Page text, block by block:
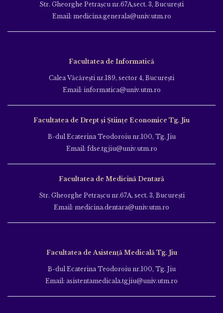
Str. Gheorghe Petraşcu nr.67A,sect. 3, Bucureşti
Email: medicina.generala@univ.utm.ro
Facultatea de Informatică
Calea Văcăreşti nr.189, sector 4, Bucureşti
Email: informatica@univ.utm.ro
Facultatea de Drept și Științe Economice Tg. Jiu
B-dul Ecaterina Teodoroiu nr.100, Tg. Jiu
Email: fdse.tgjiu@univ.utm.ro
Facultatea de Medicină Dentară
Str. Gheorghe Petraşcu nr.67A, sect. 3, Bucureşti
Email: medicina.dentara@univ.utm.ro
Facultatea de Asistență Medicală Tg. Jiu
B-dul Ecaterina Teodoroiu nr.100, Tg. Jiu
Email: asistentamedicala.tgjiu@univ.utm.ro